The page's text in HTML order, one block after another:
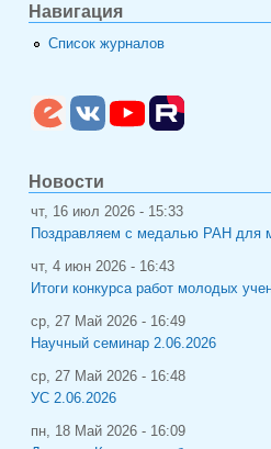
Навигация
Список журналов
Новости
чт, 16 июл 2026 - 15:33
Поздравляем с медалью РАН для
чт, 4 июн 2026 - 16:43
Итоги конкурса работ молодых
ср, 27 Май 2026 - 16:49
Научный семинар 2.06.2026
ср, 27 Май 2026 - 16:48
УС 2.06.2026
пн, 18 Май 2026 - 16:09